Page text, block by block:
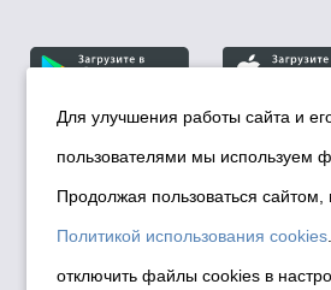
© Департамент
города Новосибирска, 2026
Политика использования
Политика по обработке
Для улучшения работы сайта и
пользователями мы используем
Продолжая пользоваться сайтом,
Политикой использования cookies
отключить файлы cookies в